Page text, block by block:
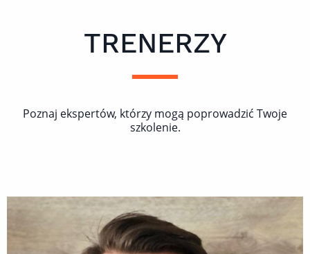
TRENERZY
Poznaj ekspertów, którzy mogą poprowadzić Twoje
szkolenie.